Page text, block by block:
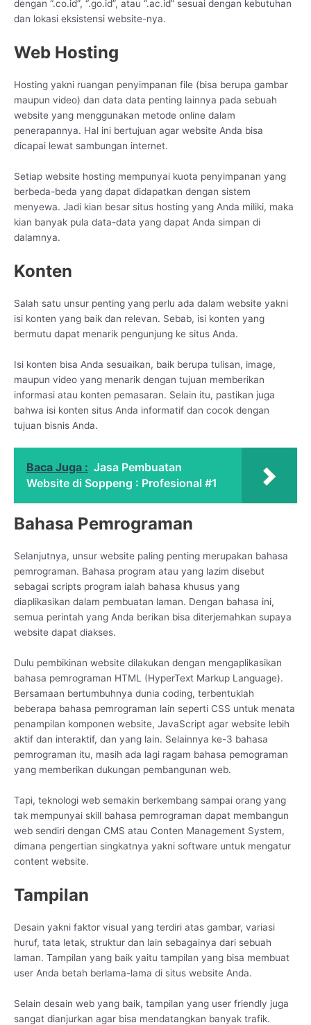
dengan “.co.id”, “.go.id”, atau “.ac.id” sesuai dengan kebutuhan
dan lokasi eksistensi website-nya.
Web Hosting
Hosting yakni ruangan penyimpanan file (bisa berupa gambar
maupun video) dan data data penting lainnya pada sebuah
website yang menggunakan metode online dalam
penerapannya. Hal ini bertujuan agar website Anda bisa
dicapai lewat sambungan internet.
Setiap website hosting mempunyai kuota penyimpanan yang
berbeda-beda yang dapat didapatkan dengan sistem
menyewa. Jadi kian besar situs hosting yang Anda miliki, maka
kian banyak pula data-data yang dapat Anda simpan di
dalamnya.
Konten
Salah satu unsur penting yang perlu ada dalam website yakni
isi konten yang baik dan relevan. Sebab, isi konten yang
bermutu dapat menarik pengunjung ke situs Anda.
Isi konten bisa Anda sesuaikan, baik berupa tulisan, image,
maupun video yang menarik dengan tujuan memberikan
informasi atau konten pemasaran. Selain itu, pastikan juga
bahwa isi konten situs Anda informatif dan cocok dengan
tujuan bisnis Anda.
Baca Juga : Jasa Pembuatan
Website di Soppeng : Profesional #1
Bahasa Pemrograman
Selanjutnya, unsur website paling penting merupakan bahasa
pemrograman. Bahasa program atau yang lazim disebut
sebagai scripts program ialah bahasa khusus yang
diaplikasikan dalam pembuatan laman. Dengan bahasa ini,
semua perintah yang Anda berikan bisa diterjemahkan supaya
website dapat diakses.
Dulu pembikinan website dilakukan dengan mengaplikasikan
bahasa pemrograman HTML (HyperText Markup Language).
Bersamaan bertumbuhnya dunia coding, terbentuklah
beberapa bahasa pemrograman lain seperti CSS untuk menata
penampilan komponen website, JavaScript agar website lebih
aktif dan interaktif, dan yang lain. Selainnya ke-3 bahasa
pemrograman itu, masih ada lagi ragam bahasa pemograman
yang memberikan dukungan pembangunan web.
Tapi, teknologi web semakin berkembang sampai orang yang
tak mempunyai skill bahasa pemrograman dapat membangun
web sendiri dengan CMS atau Conten Management System,
dimana pengertian singkatnya yakni software untuk mengatur
content website.
Tampilan
Desain yakni faktor visual yang terdiri atas gambar, variasi
huruf, tata letak, struktur dan lain sebagainya dari sebuah
laman. Tampilan yang baik yaitu tampilan yang bisa membuat
user Anda betah berlama-lama di situs website Anda.
Selain desain web yang baik, tampilan yang user friendly juga
sangat dianjurkan agar bisa mendatangkan banyak trafik.